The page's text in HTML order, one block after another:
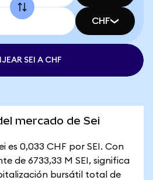
CHF
SEI A CHF
mercado de Sei
es 0,033 CHF por SEI. Con
de 6733,33 M SEI, significa
bursátil total de